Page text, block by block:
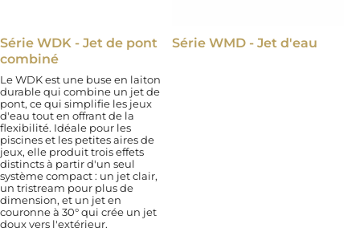
Série WDK - Jet de pont
combiné
Le WDK est une buse en laiton
durable qui combine un jet de
pont, ce qui simplifie les jeux
d'eau tout en offrant de la
flexibilité. Idéale pour les
piscines et les petites aires de
jeux, elle produit trois effets
distincts à partir d'un seul
système compact : un jet clair,
un tristream pour plus de
dimension, et un jet en
couronne à 30° qui crée un jet
doux vers l'extérieur.
Série WMD - Jet d'eau